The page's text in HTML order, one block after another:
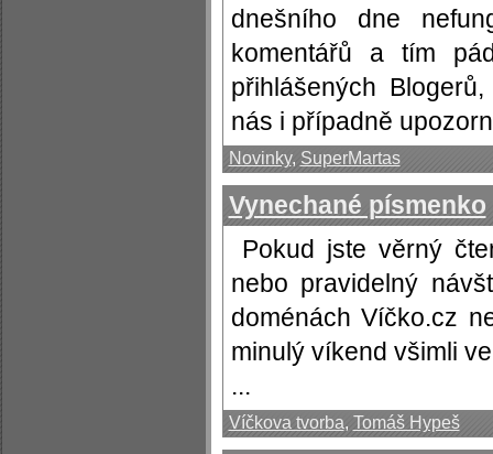
dnešního dne
komentářů a tím
přihlášených
nás i případně
Novinky, SuperMartas
Vynechané písmenko
Pokud jste věrný
nebo pravidelný
doménách Víčko.cz
minulý víkend všimli
...
Víčkova tvorba, Tomáš Hypeš